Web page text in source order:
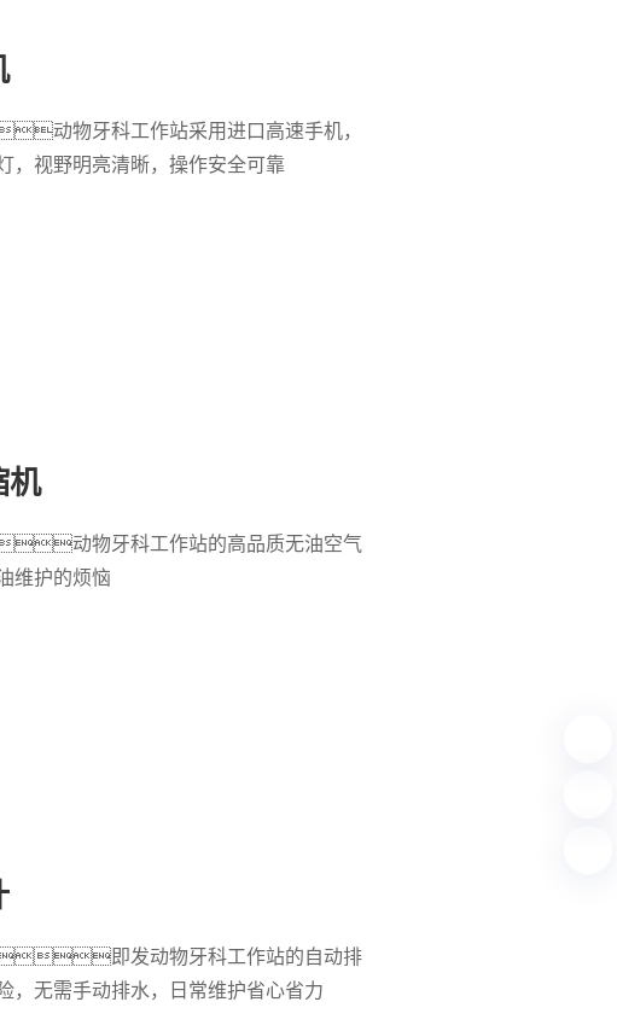
动物牙科工作站采用进口高速手机，
，视野明亮清晰，操作安全可靠
机
动物牙科工作站的高品质无油空气
维护的烦恼
即发动物牙科工作站的自动排
，无需手动排水，日常维护省心省力